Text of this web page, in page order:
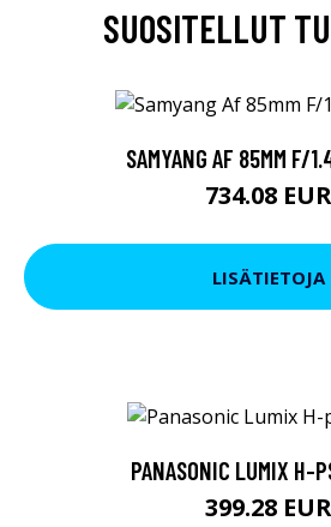
SUOSITELLUT
SAMYANG AF 85MM F/
734.08 EUR
LISÄTIETOJA
PANASONIC LUMIX H-
399.28 EUR